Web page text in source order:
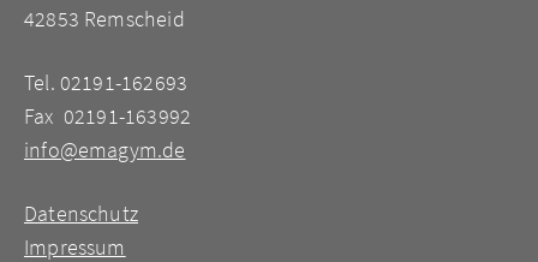
42853 Remscheid
Tel. 02191-162693
Fax 02191-163992
info@emagym.de
Datenschutz
Impressum